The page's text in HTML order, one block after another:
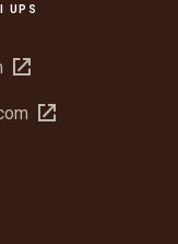
UPS
Apri
una Apri